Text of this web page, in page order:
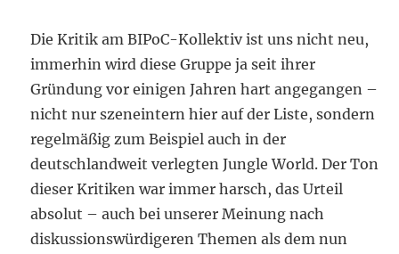
Die Kritik am BIPoC-Kollektiv ist uns nicht neu,
immerhin wird diese Gruppe ja seit ihrer
Gründung vor einigen Jahren hart angegangen –
nicht nur szeneintern hier auf der Liste, sondern
regelmäßig zum Beispiel auch in der
deutschlandweit verlegten Jungle World. Der Ton
dieser Kritiken war immer harsch, das Urteil
absolut – auch bei unserer Meinung nach
diskussionswürdigeren Themen als dem nun